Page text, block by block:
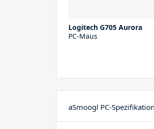
Logitech G705 Aurora
PC-Maus
aSmoogl PC-